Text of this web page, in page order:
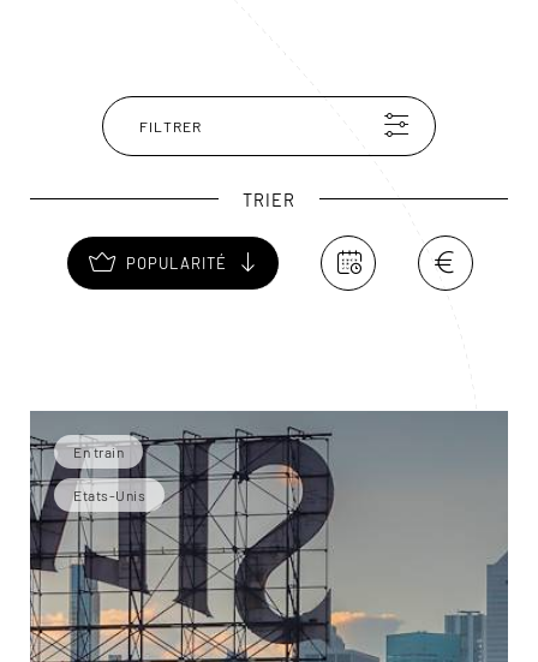
perte de vue, des ponts couverts et des rivières
ombragées. La présence du Pine Creek Gorge, un
canyon de 400 m de profondeur, rappelle que la nature
FILTRER
TRIER
POPULARITÉ
En train
Etats-Unis